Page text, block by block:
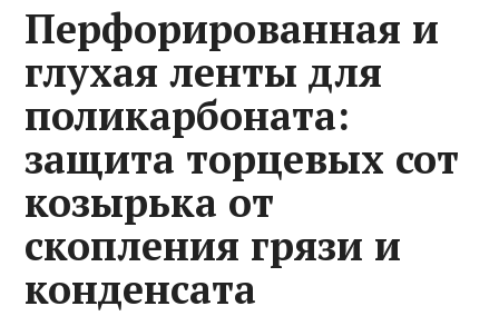
Перфорированная и
глухая ленты для
поликарбоната:
защита торцевых сот
козырька от
скопления грязи и
конденсата